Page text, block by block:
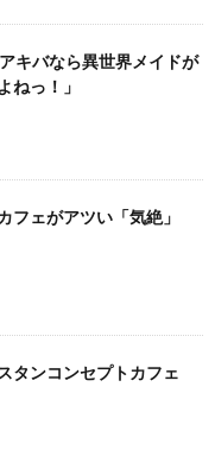
キバなら異世界メイドが
ねっ！」
フェがアツい「気絶」
タンコンセプトカフェ